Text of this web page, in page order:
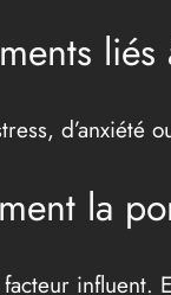
d’anxiété
la
influent.